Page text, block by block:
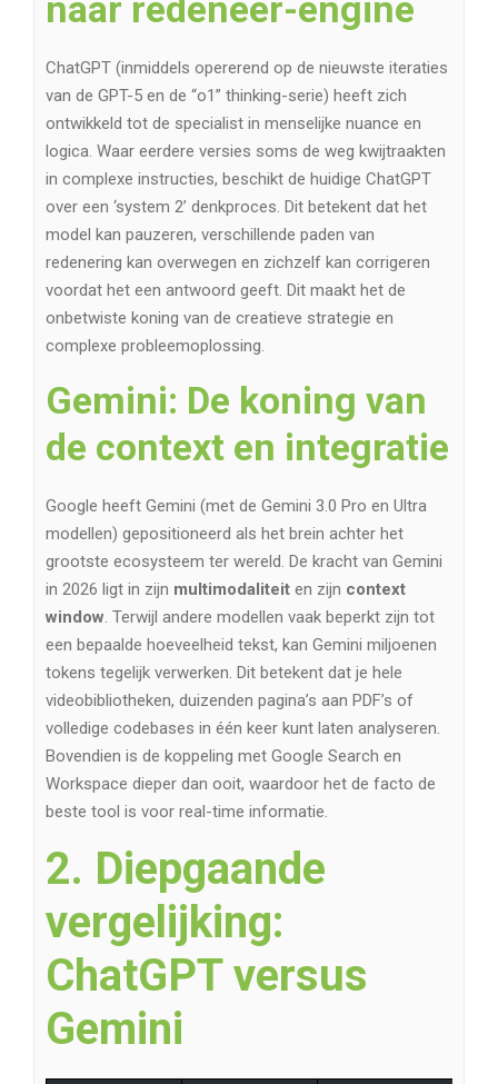
ChatGPT (inmiddels opererend op de nieuwste iteraties
van de GPT-5 en de “o1” thinking-serie) heeft zich
ontwikkeld tot de specialist in menselijke nuance en
logica. Waar eerdere versies soms de weg kwijtraakten
in complexe instructies, beschikt de huidige ChatGPT
over een ‘system 2’ denkproces. Dit betekent dat het
model kan pauzeren, verschillende paden van
redenering kan overwegen en zichzelf kan corrigeren
voordat het een antwoord geeft. Dit maakt het de
onbetwiste koning van de creatieve strategie en
complexe probleemoplossing.
Gemini: De koning van
de context en integratie
Google heeft Gemini (met de Gemini 3.0 Pro en Ultra
modellen) gepositioneerd als het brein achter het
grootste ecosysteem ter wereld. De kracht van Gemini
in 2026 ligt in zijn multimodaliteit en zijn context
window. Terwijl andere modellen vaak beperkt zijn tot
een bepaalde hoeveelheid tekst, kan Gemini miljoenen
tokens tegelijk verwerken. Dit betekent dat je hele
videobibliotheken, duizenden pagina’s aan PDF’s of
volledige codebases in één keer kunt laten analyseren.
Bovendien is de koppeling met Google Search en
Workspace dieper dan ooit, waardoor het de facto de
beste tool is voor real-time informatie.
2. Diepgaande
vergelijking:
ChatGPT versus
Gemini